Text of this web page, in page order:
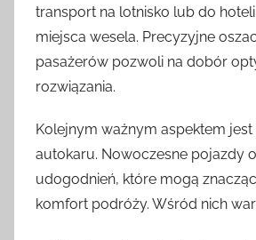
transport na lotnisko lub do
miejsca wesela. Precyzyjne
pasażerów pozwoli na dobór
rozwiązania.
Kolejnym ważnym aspektem
autokaru. Nowoczesne pojazdy
udogodnień, które mogą
komfort podróży. Wśród nich